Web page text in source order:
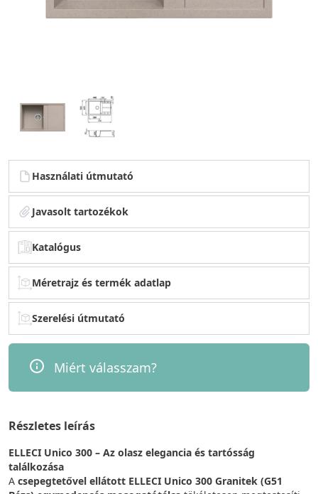
Használati útmutató
Javasolt tartozékok
Katalógus
Méretrajz és termék adatlap
Szerelési útmutató
Miért válasszam?
Részletes leírás
ELLECI Unico 300 – Az olasz elegancia és tartósság
találkozása
A csepegtetővel ellátott ELLECI Unico 300 Granitek (G51